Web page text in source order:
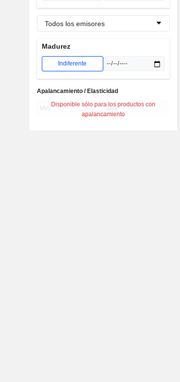
Todos los emisores
Madurez
Indiferente
Disponible sólo para los productos con
apalancamiento
Apalancamiento / Elasticidad